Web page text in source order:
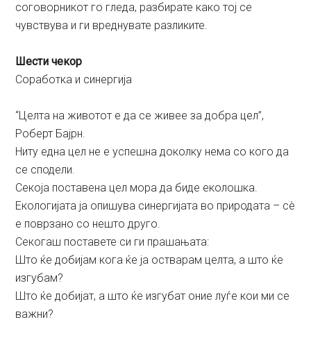
соговорникот го гледа, разбирате како тој се
чувствува и ги вреднувате разликите.
Шести чекор
Соработка и синергија
“Целта на животот е да се живее за добра цел”,
Роберт Бајрн.
Ниту една цел не е успешна доколку нема со кого да
се сподели.
Секоја поставена цел мора да биде еколошка.
Екологијата ја опишува синергијата во природата – сè
е поврзано со нешто друго.
Секогаш поставете си ги прашањата:
Што ќе добијам кога ќе ја остварам целта, а што ќе
изгубам?
Што ќе добијат, а што ќе изгубат оние луѓе кои ми се
важни?